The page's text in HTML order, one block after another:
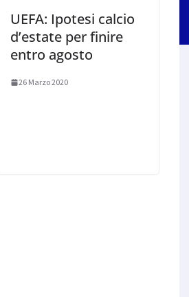
UEFA: Ipotesi calcio
d’estate per finire
entro agosto
26 Marzo 2020